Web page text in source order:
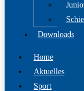
Downloads
Home
Aktuelles
Sport